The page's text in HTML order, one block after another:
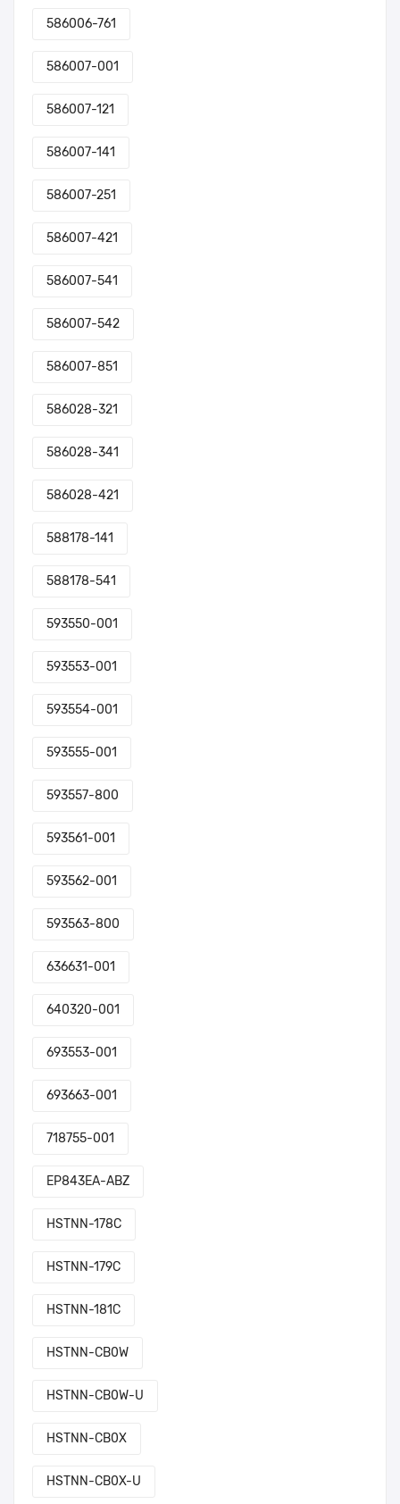
586006-761
586007-001
586007-121
586007-141
586007-251
586007-421
586007-541
586007-542
586007-851
586028-321
586028-341
586028-421
588178-141
588178-541
593550-001
593553-001
593554-001
593555-001
593557-800
593561-001
593562-001
593563-800
636631-001
640320-001
693553-001
693663-001
718755-001
EP843EA-ABZ
HSTNN-178C
HSTNN-179C
HSTNN-181C
HSTNN-CB0W
HSTNN-CB0W-U
HSTNN-CB0X
HSTNN-CB0X-U